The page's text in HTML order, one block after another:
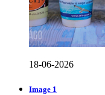
18-06-2026
Image 1